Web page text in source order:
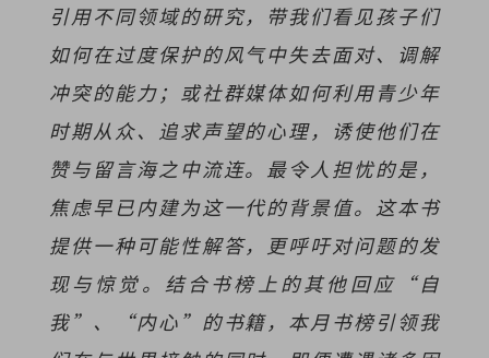
引用不同领域的研究，带我们看见孩子们
如何在过度保护的风气中失去面对、调解
冲突的能力；或社群媒体如何利用青少年
时期从众、追求声望的心理，诱使他们在
赞与留言海之中流连。最令人担忧的是，
焦虑早已内建为这一代的背景值。这本书
提供一种可能性解答，更呼吁对问题的发
现与惊觉。结合书榜上的其他回应“自
我”、“内心”的书籍，本月书榜引领我